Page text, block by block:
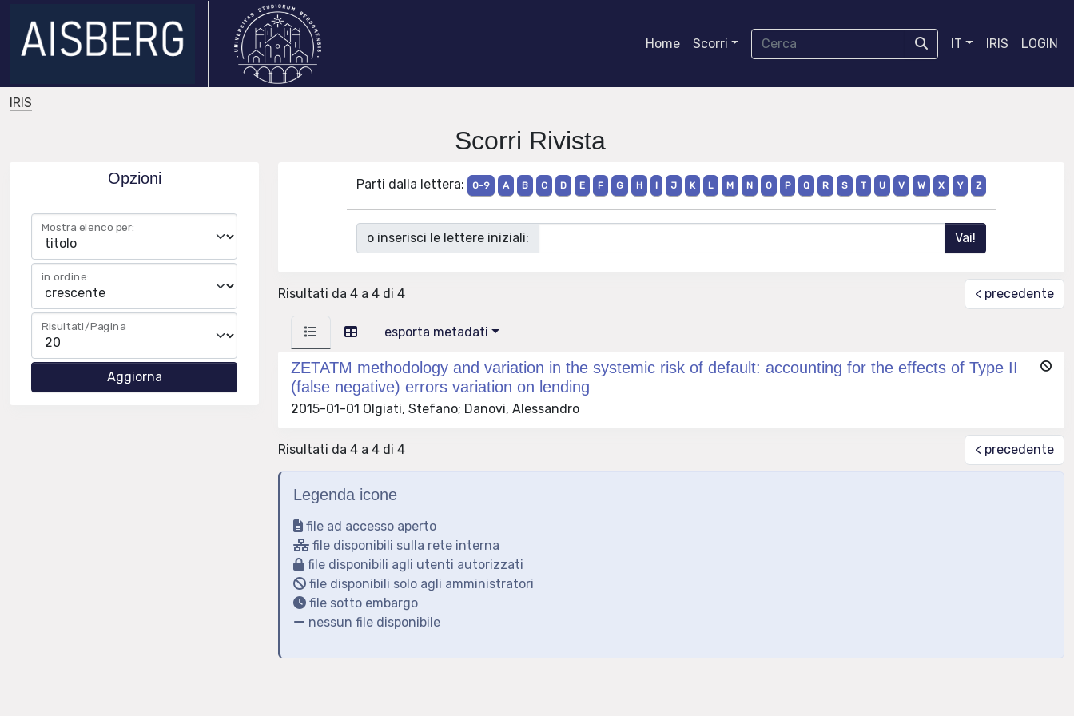
Home Scorri IT IRIS LOGIN
IRIS
Scorri Rivista
Opzioni
Mostra elenco per:
in ordine:
Risultati/Pagina
Parti dalla lettera: 0-9 A B C D E F G H I J K L M N O P Q R S T U V W X Y Z
o inserisci le lettere iniziali:
Risultati da 4 a 4 di 4 < precedente
esporta metadati
ZETATM methodology and variation in the systemic risk of default: accounting for the effects of Type II
(false negative) errors variation on lending
2015-01-01 Olgiati, Stefano; Danovi, Alessandro
Risultati da 4 a 4 di 4 < precedente
Legenda icone
file ad accesso aperto
file disponibili sulla rete interna
file disponibili agli utenti autorizzati
file disponibili solo agli amministratori
file sotto embargo
nessun file disponibile